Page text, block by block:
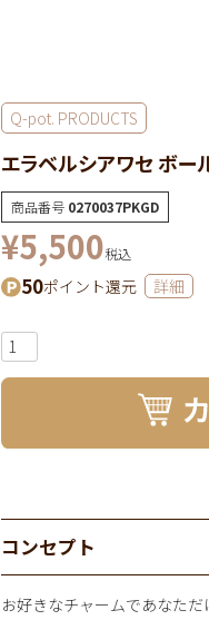
Q-pot. PRODUCTS
エラベルシアワセ ボ
商品番号 0270037PKGD
¥5,500税込
50ポイント還元 詳細
コンセプト
お好きなチャームであなた